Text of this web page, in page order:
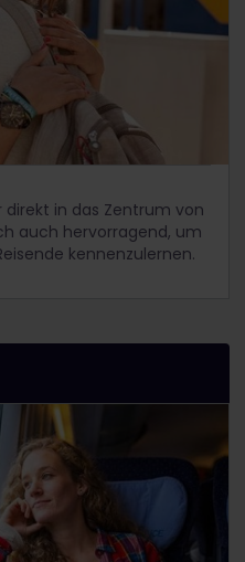
in das Zentrum von
auch hervorragend, um
kennenzulernen.